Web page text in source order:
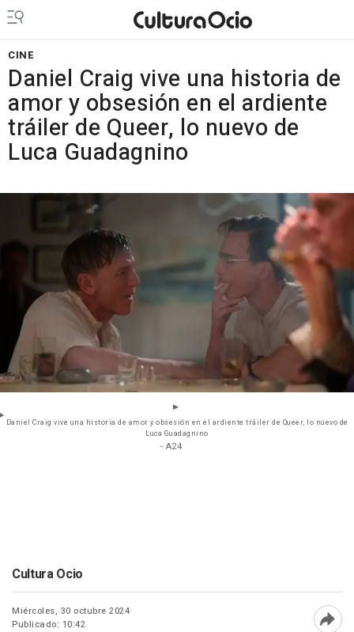
CINE
Daniel Craig vive una historia de
amor y obsesión en el ardiente
tráiler de Queer, lo nuevo de
Luca Guadagnino
Daniel Craig vive una historia de amor y obsesión en el ardiente tráiler de Queer, lo nuevo de
Luca Guadagnino
- A24
Cultura Ocio
Miércoles, 30 octubre 2024
Publicado: 10:42